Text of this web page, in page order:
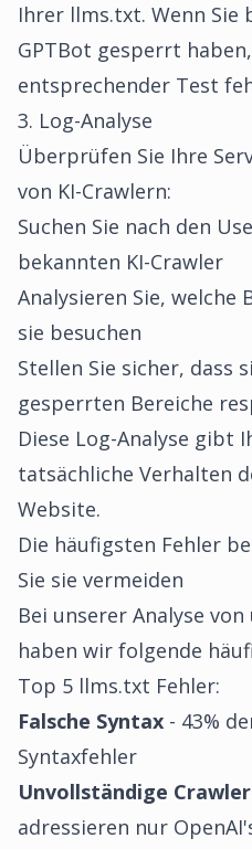
Ihrer llms.txt. Wenn
GPTBot gesperrt
entsprechender Test
3. Log-Analyse
Überprüfen Sie Ihre
von KI-Crawlern:
Suchen Sie nach den
bekannten KI-Crawler
Analysieren Sie, welche
sie besuchen
Stellen Sie sicher, dass
gesperrten Bereiche
Diese Log-Analyse gibt
tatsächliche Verhalten
Website.
Die häufigsten Fehler
Sie sie vermeiden
Bei unserer Analyse
haben wir folgende
Top 5 llms.txt Fehler:
Falsche Syntax - 43%
Syntaxfehler
Unvollständige
adressieren nur